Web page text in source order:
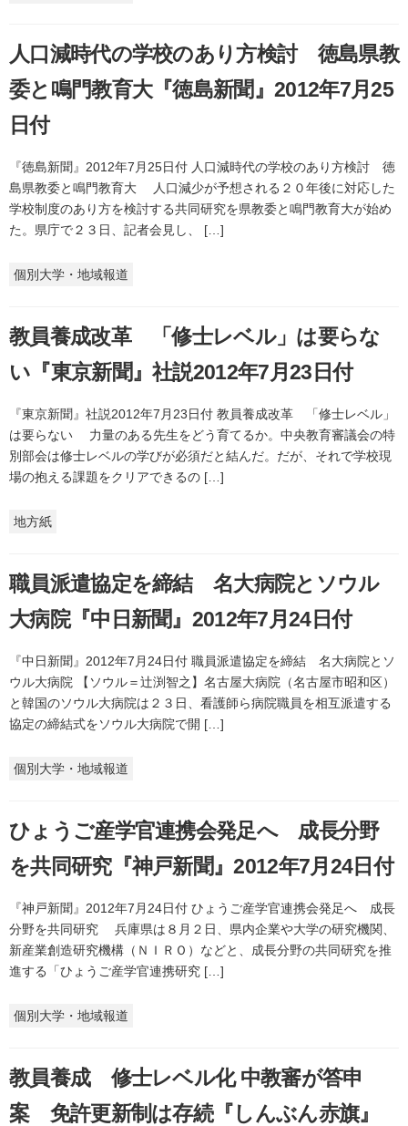
人口減時代の学校のあり方検討 徳島県教
委と鳴門教育大『徳島新聞』2012年7月25
日付
『徳島新聞』2012年7月25日付 人口減時代の学校のあり方検討 徳
島県教委と鳴門教育大 人口減少が予想される２０年後に対応した
学校制度のあり方を検討する共同研究を県教委と鳴門教育大が始め
た。県庁で２３日、記者会見し、 […]
個別大学・地域報道
教員養成改革 「修士レベル」は要らな
い『東京新聞』社説2012年7月23日付
『東京新聞』社説2012年7月23日付 教員養成改革 「修士レベル」
は要らない 力量のある先生をどう育てるか。中央教育審議会の特
別部会は修士レベルの学びが必須だと結んだ。だが、それで学校現
場の抱える課題をクリアできるの […]
地方紙
職員派遣協定を締結 名大病院とソウル
大病院『中日新聞』2012年7月24日付
『中日新聞』2012年7月24日付 職員派遣協定を締結 名大病院とソ
ウル大病院 【ソウル＝辻渕智之】名古屋大病院（名古屋市昭和区）
と韓国のソウル大病院は２３日、看護師ら病院職員を相互派遣する
協定の締結式をソウル大病院で開 […]
個別大学・地域報道
ひょうご産学官連携会発足へ 成長分野
を共同研究『神戸新聞』2012年7月24日付
『神戸新聞』2012年7月24日付 ひょうご産学官連携会発足へ 成長
分野を共同研究 兵庫県は８月２日、県内企業や大学の研究機関、
新産業創造研究機構（ＮＩＲＯ）などと、成長分野の共同研究を推
進する「ひょうご産学官連携研究 […]
個別大学・地域報道
教員養成 修士レベル化 中教審が答申
案 免許更新制は存続『しんぶん赤旗』